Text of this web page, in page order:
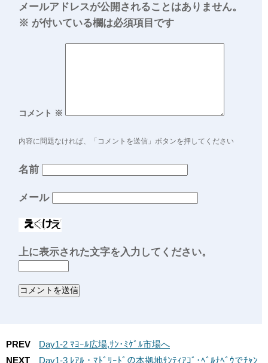
メールアドレスが公開されることはありません。
※ が付いている欄は必須項目です
コメント ※
内容に問題なければ、「コメントを送信」ボタンを押してください
名前
メール
上に表示された文字を入力してください。
PREV
Day1-2 ﾏﾖｰﾙ広場,ｻﾝ･ﾐｹﾞﾙ市場へ
NEXT
Day1-3 ﾚｱﾙ・ﾏﾄﾞﾘｰﾄﾞの本拠地ｻﾝﾃｨｱｺﾞ･ﾍﾞﾙﾅﾍﾞｳでﾁｬﾝ